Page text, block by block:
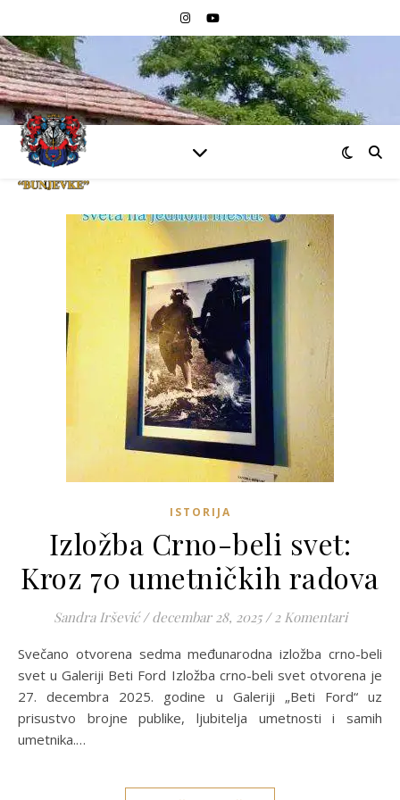
ISTORIJA
Izložba Crno-beli svet:
Kroz 70 umetničkih radova
Sandra Iršević / decembar 28, 2025 / 2 Komentari
Svečano otvorena sedma međunarodna izložba crno-beli
svet u Galeriji Beti Ford Izložba crno-beli svet otvorena je
27. decembra 2025. godine u Galeriji „Beti Ford“ uz
prisustvo brojne publike, ljubitelja umetnosti i samih
umetnika.…